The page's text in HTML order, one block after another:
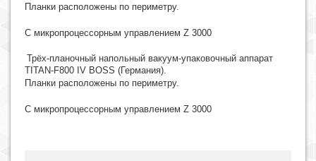
Планки расположены по периметру.
С микропроцессорным управлением Z 3000
Трёх-планочный напольный вакуум-упаковочный аппарат
TITAN-F800 IV BOSS (Германия).
Планки расположены по периметру.
С микропроцессорным управлением Z 3000